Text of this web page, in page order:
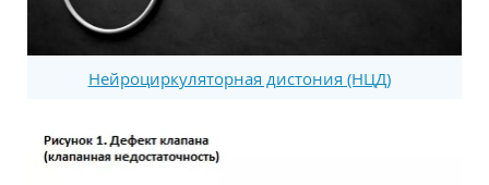
Нейроциркуляторная дистония (НЦД)